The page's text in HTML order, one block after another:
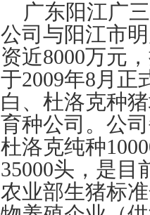
广东阳江广三
公司与阳江市
资近8000万元
于2009年8月正
白、杜洛克种
育种公司。公
杜洛克纯种
35000头，是
农业部生猪标